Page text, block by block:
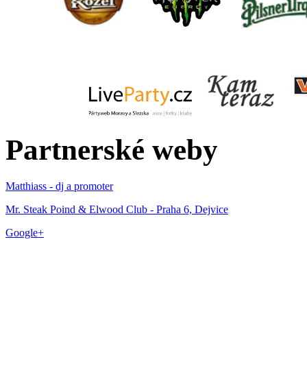
Partnerské weby
Matthiass - dj a promoter
Mr. Steak Poind & Elwood Club - Praha 6, Dejvice
Google+